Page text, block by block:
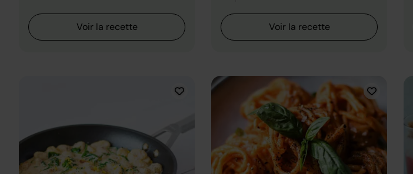
Voir la recette Voir la recette